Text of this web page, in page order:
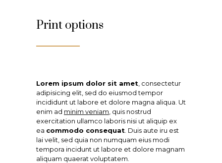
Print options
Lorem ipsum dolor sit amet , consectetur
adipisicing elit, sed do eiusmod tempor
incididunt ut labore et dolore magna aliqua. Ut
enim ad minim veniam , quis nostrud
exercitation ullamco laboris nisi ut aliquip ex
ea commodo consequat . Duis aute iru est
lai velit, sed quia non numquam eius modi
tempora incidunt ut labore et dolore magnam
aliquam quaerat voluptatem.